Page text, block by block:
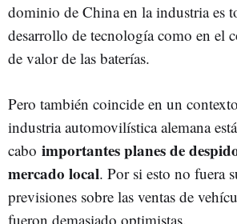
dominio de China en la industria es
desarrollo de tecnología como en el
de valor de las baterías.
Pero también coincide en un
industria automovilística alemana
cabo importantes planes de
mercado local. Por si esto no fuera
previsiones sobre las ventas de
fueron demasiado optimistas.